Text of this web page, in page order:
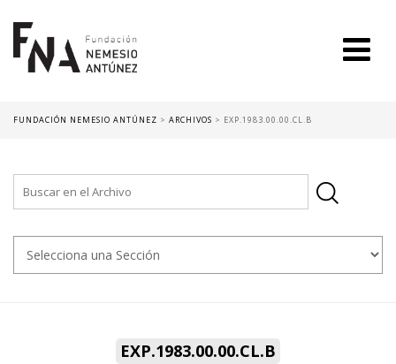
FUNDACIÓN NEMESIO ANTÚNEZ > ARCHIVOS > EXP.1983.00.00.CL.B
EXP.1983.00.00.CL.B